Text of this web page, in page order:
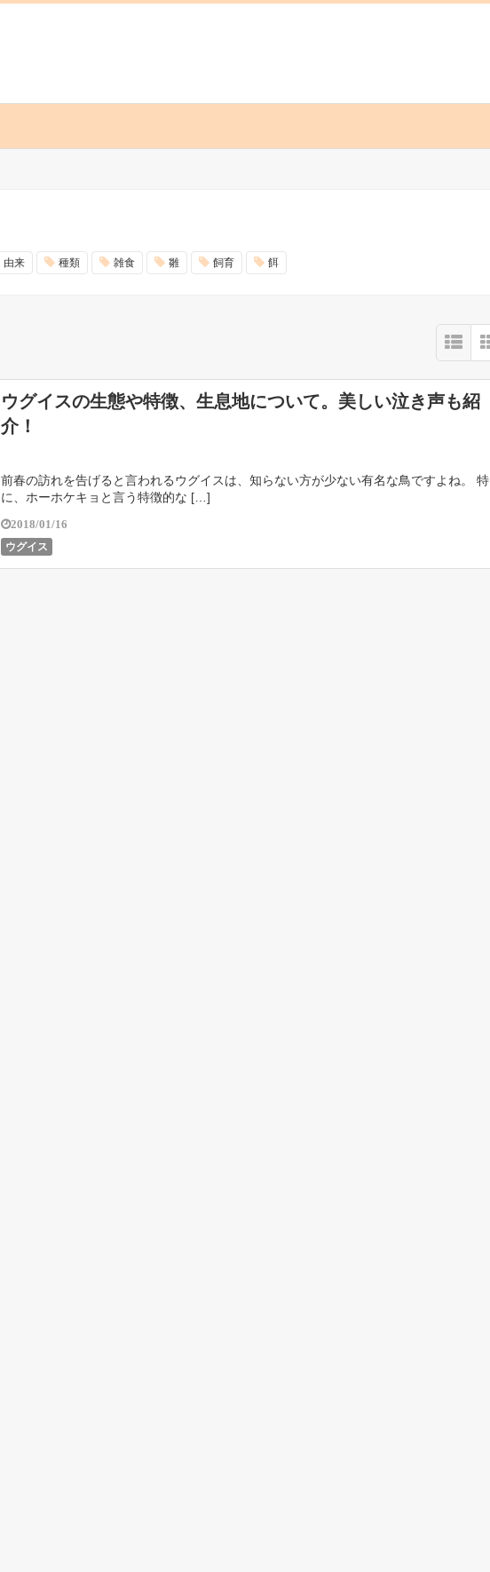
由来 種類 雑食 雛 飼育 餌
ウグイスの生態や特徴、生息地について。美しい泣き声も紹
介！
前春の訪れを告げると言われるウグイスは、知らない方が少ない有名な鳥ですよね。 特
に、ホーホケキョと言う特徴的な […]
2018/01/16
ウグイス